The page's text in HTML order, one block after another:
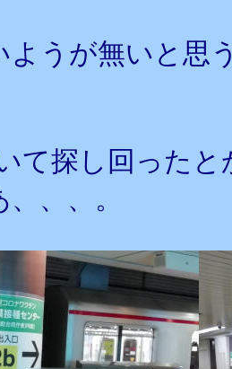
ようが無いと思
て探し回った
、、。